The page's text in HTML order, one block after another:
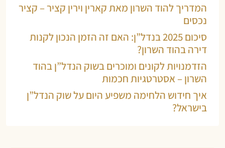
המדריך להוד השרון מאת קארין וירין קציר – קציר
נכסים
סיכום 2025 בנדל”ן: האם זה הזמן הנכון לקנות
דירה בהוד השרון?
הזדמנויות לקונים ומוכרים בשוק הנדל”ן בהוד
השרון – אסטרטגיות חכמות
איך חידוש הלחימה משפיע היום על שוק הנדל”ן
בישראל?